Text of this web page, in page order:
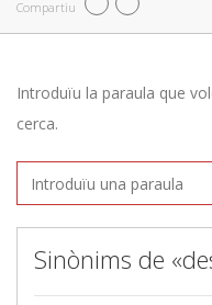
Compartiu
Introduïu la paraula que
cerca.
Sinònims de